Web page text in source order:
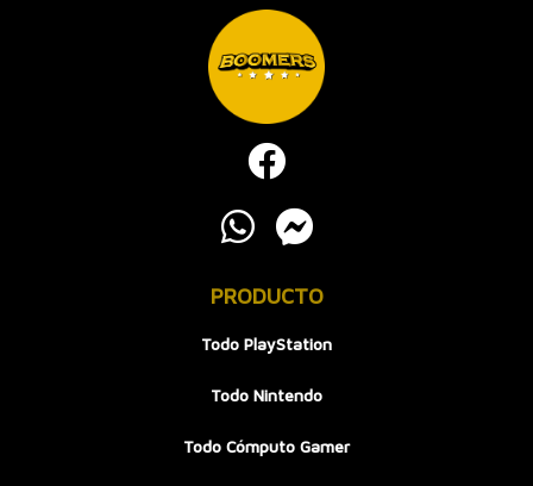
PRODUCTO
Todo PlayStation
Todo Nintendo
Todo Cómputo Gamer